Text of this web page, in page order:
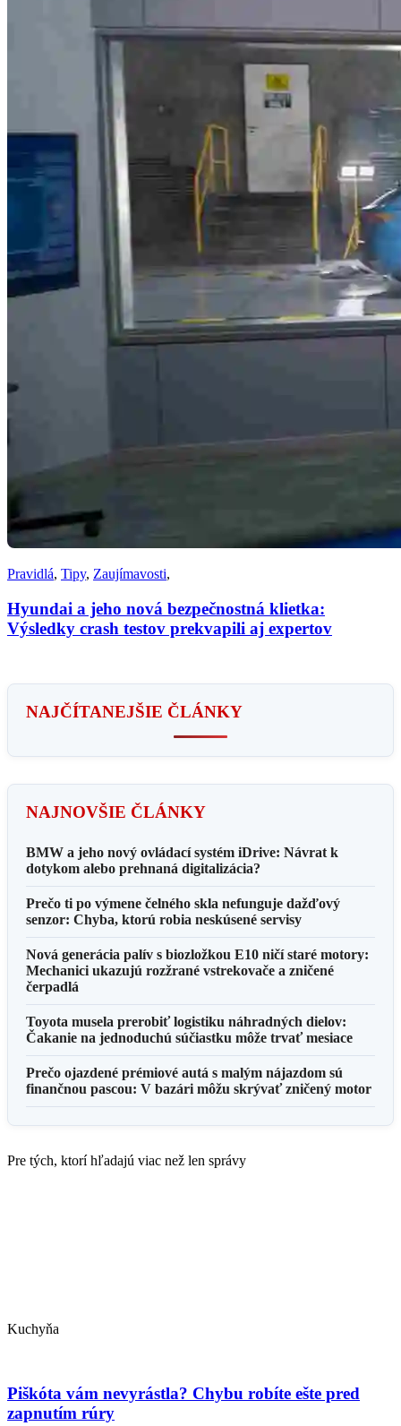
Pravidlá, Tipy, Zaujímavosti,
Hyundai a jeho nová bezpečnostná klietka:
Výsledky crash testov prekvapili aj expertov
NAJČÍTANEJŠIE ČLÁNKY
NAJNOVŠIE ČLÁNKY
BMW a jeho nový ovládací systém iDrive: Návrat k
dotykom alebo prehnaná digitalizácia?
Prečo ti po výmene čelného skla nefunguje dažďový
senzor: Chyba, ktorú robia neskúsené servisy
Nová generácia palív s biozložkou E10 ničí staré motory:
Mechanici ukazujú rozžrané vstrekovače a zničené
čerpadlá
Toyota musela prerobiť logistiku náhradných dielov:
Čakanie na jednoduchú súčiastku môže trvať mesiace
Prečo ojazdené prémiové autá s malým nájazdom sú
finančnou pascou: V bazári môžu skrývať zničený motor
Pre tých, ktorí hľadajú viac než len správy
Kuchyňa
Piškóta vám nevyrástla? Chybu robíte ešte pred
zapnutím rúry